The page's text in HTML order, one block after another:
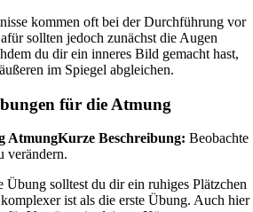
kommen oft bei der Durchführung vor
sollten jedoch zunächst die Augen
du dir ein inneres Bild gemacht hast,
im Spiegel abgleichen.
für die Atmung
Kurze Beschreibung: Beobachte
verändern.
Übung solltest du dir ein ruhiges Plätzchen
ist als die erste Übung. Auch hier